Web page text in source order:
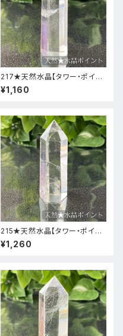
217★天然水晶【タワー・ポイン
ト・原石】天然石インテリア置物
風水新品
¥1,160
215★天然水晶【タワー・ポイン
ト・原石】天然石インテリア置物
風水新品
¥1,260